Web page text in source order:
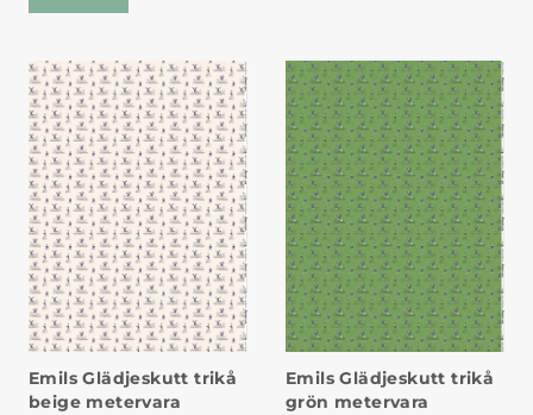
Emils Glädjeskutt trikå
beige metervara
Emils Glädjeskutt trikå
grön metervara